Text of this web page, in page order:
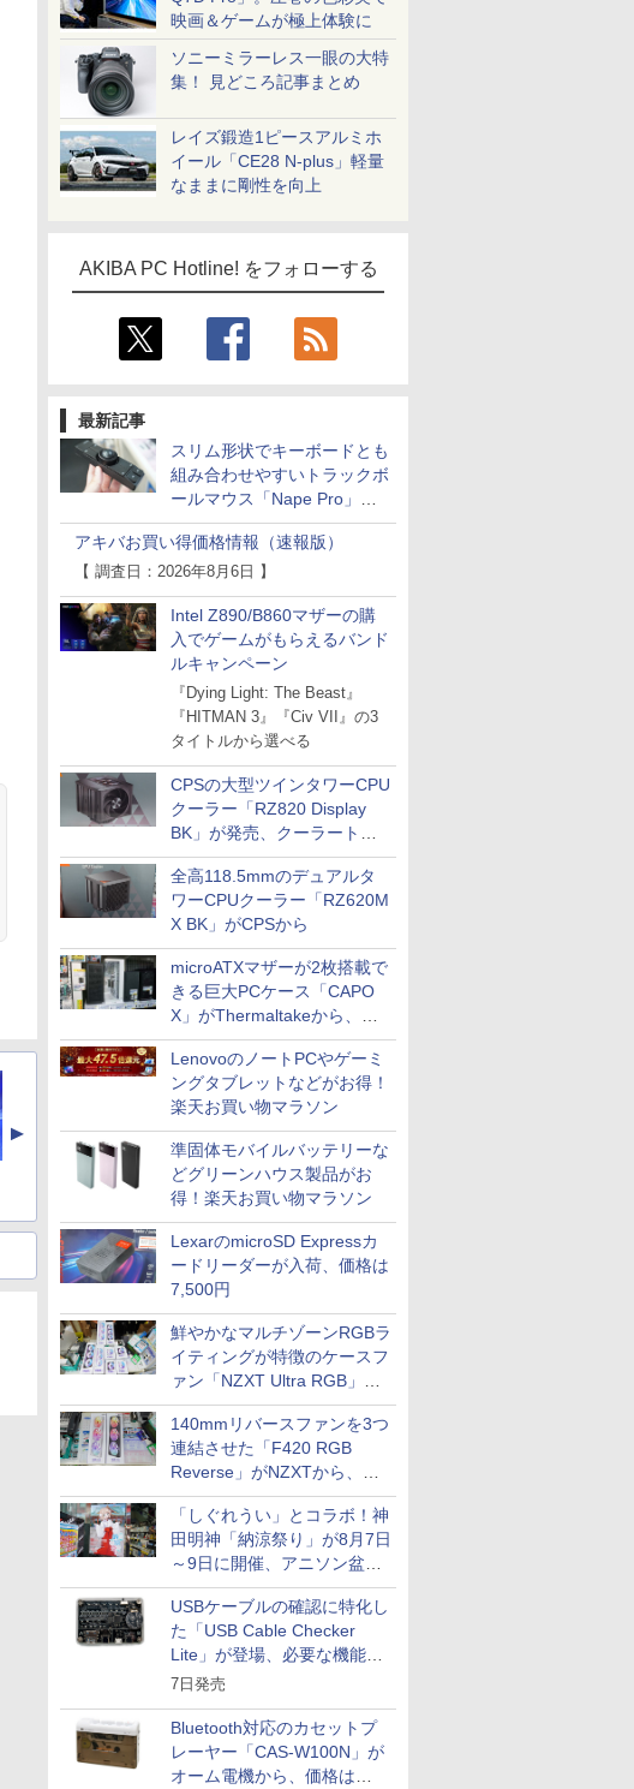
映画＆ゲームが極上体験に
ソニーミラーレス一眼の大特
集！ 見どころ記事まとめ
レイズ鍛造1ピースアルミホ
イール「CE28 N-plus」軽量
なままに剛性を向上
AKIBA PC Hotline! をフォローする
最新記事
スリム形状でキーボードとも
組み合わせやすいトラックボ
ールマウス「Nape Pro」が
Keychronから
アキバお買い得価格情報（速報版）
【 調査日：2026年8月6日 】
Intel Z890/B860マザーの購
入でゲームがもらえるバンド
ルキャンペーン
『Dying Light: The Beast』
『HITMAN 3』『Civ VII』の3
タイトルから選べる
CPSの大型ツインタワーCPU
クーラー「RZ820 Display
BK」が発売、クーラートッ
プに5インチ液晶搭載
全高118.5mmのデュアルタ
ワーCPUクーラー「RZ620M
X BK」がCPSから
microATXマザーが2枚搭載で
きる巨大PCケース「CAPO
X」がThermaltakeから、カ
ラーは2色
LenovoのノートPCやゲーミ
ングタブレットなどがお得！
楽天お買い物マラソン
準固体モバイルバッテリーな
どグリーンハウス製品がお
得！楽天お買い物マラソン
LexarのmicroSD Expressカ
ードリーダーが入荷、価格は
7,500円
鮮やかなマルチゾーンRGBラ
イティングが特徴のケースフ
ァン「NZXT Ultra RGB」が
発売、計8製品
140mmリバースファンを3つ
連結させた「F420 RGB
Reverse」がNZXTから、単
一フレーム採用
「しぐれうい」とコラボ！神
田明神「納涼祭り」が8月7日
～9日に開催、アニソン盆踊
りや屋台グルメなどもあり
USBケーブルの確認に特化し
た「USB Cable Checker
Lite」が登場、必要な機能を
凝縮しコンパクトに
7日発売
Bluetooth対応のカセットプ
レーヤー「CAS-W100N」が
オーム電機から、価格は
▲